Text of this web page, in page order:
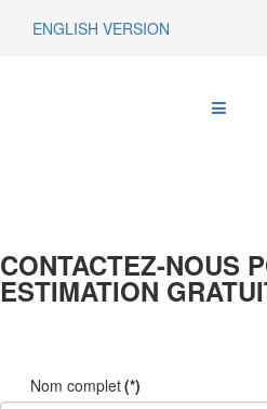
ENGLISH VERSION
CONTACTEZ-NOUS
ESTIMATION
Nom complet(*)